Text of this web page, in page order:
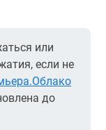
или
если не
до